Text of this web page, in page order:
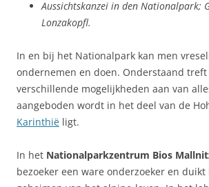
Aussichtskanzei in den Nationalpark;
Lonzakopfl.
In en bij het Nationalpark kan men
ondernemen en doen. Onderstaand treft
verschillende mogelijkheden aan van
aangeboden wordt in het deel van de
Karinthië ligt.
In het Nationalparkzentrum Bios
bezoeker een ware onderzoeker en